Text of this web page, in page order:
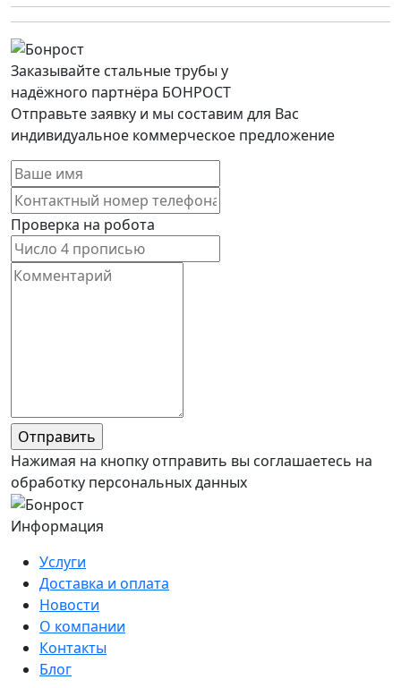
Заказывайте стальные трубы у
надёжного партнёра БОНРОСТ
Отправьте заявку и мы составим для Вас
индивидуальное коммерческое предложение
Проверка на робота
Нажимая на кнопку отправить вы соглашаетесь на
обработку персональных данных
Информация
Услуги
Доставка и оплата
Новости
О компании
Контакты
Блог